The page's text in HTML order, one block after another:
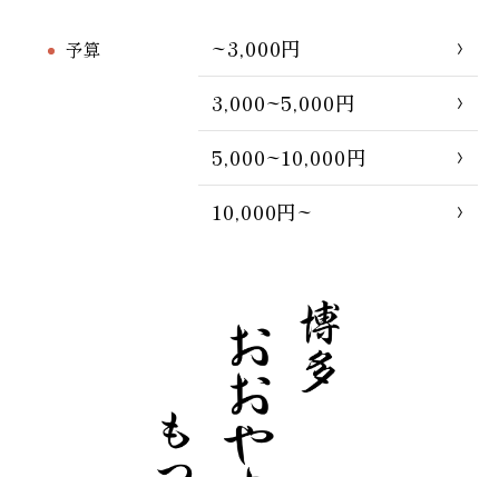
予算
~3,000円
3,000~5,000円
5,000~10,000円
10,000円~